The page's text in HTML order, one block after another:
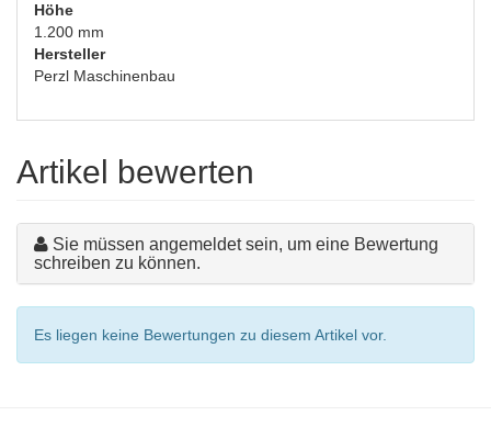
Höhe
1.200 mm
Hersteller
Perzl Maschinenbau
Artikel bewerten
Sie müssen angemeldet sein, um eine Bewertung
schreiben zu können.
Es liegen keine Bewertungen zu diesem Artikel vor.